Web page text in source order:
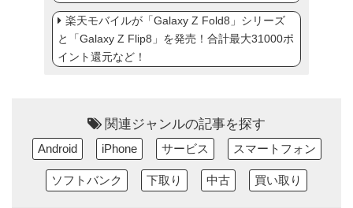
楽天モバイルが「Galaxy Z Fold8」シリーズ
と「Galaxy Z Flip8」を発売！合計最大31000ポ
イント還元など！
関連ジャンルの記事を探す
Android iPhone サービス スマートフォン
ソフトバンク 下取り 中古 買い取り